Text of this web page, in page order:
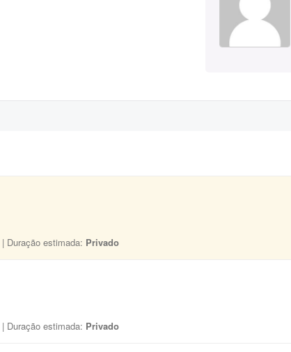
| Duração estimada: Privado
| Duração estimada: Privado